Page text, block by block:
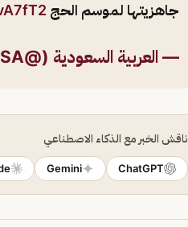
جاهزيتها لموسم الحج
— العربية السعودية (@AlArabiya_KSA)
ناقش الخبر مع الذكاء الاصطناعي
ChatGPT
Gemini